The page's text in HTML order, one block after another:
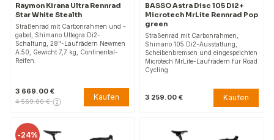
Raymon Kirana Ultra Rennrad
Star White Stealth
Straßenrad mit Carbonrahmen und -
gabel, Shimano Ultegra Di2-
Schaltung, 28"-Laufrädern Newmen
A.50, Gewicht 7,7 kg, Continental-
Reifen.
3 669.00 €
4 569.00 € Kaufen
BASSO Astra Disc 105 Di2 +
Microtech MrLite Rennrad Pop
green
Straßenrad mit Carbonrahmen,
Shimano 105 Di2-Ausstattung,
Scheibenbremsen und eingespeichten
Microtech MrLite-Laufrädern für Road
Cycling.
3 259.00 € Kaufen
-24%